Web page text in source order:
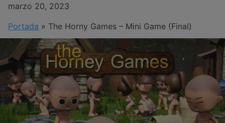
marzo 20, 2023
Portada » The Horny Games – Mini Game (Final)